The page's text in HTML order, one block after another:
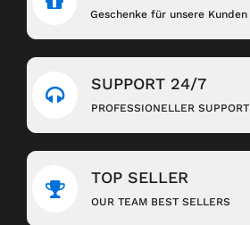
Geschenke für unsere Kunden
SUPPORT 24/7
PROFESSIONELLER SUPPORT
TOP SELLER
OUR TEAM BEST SELLERS